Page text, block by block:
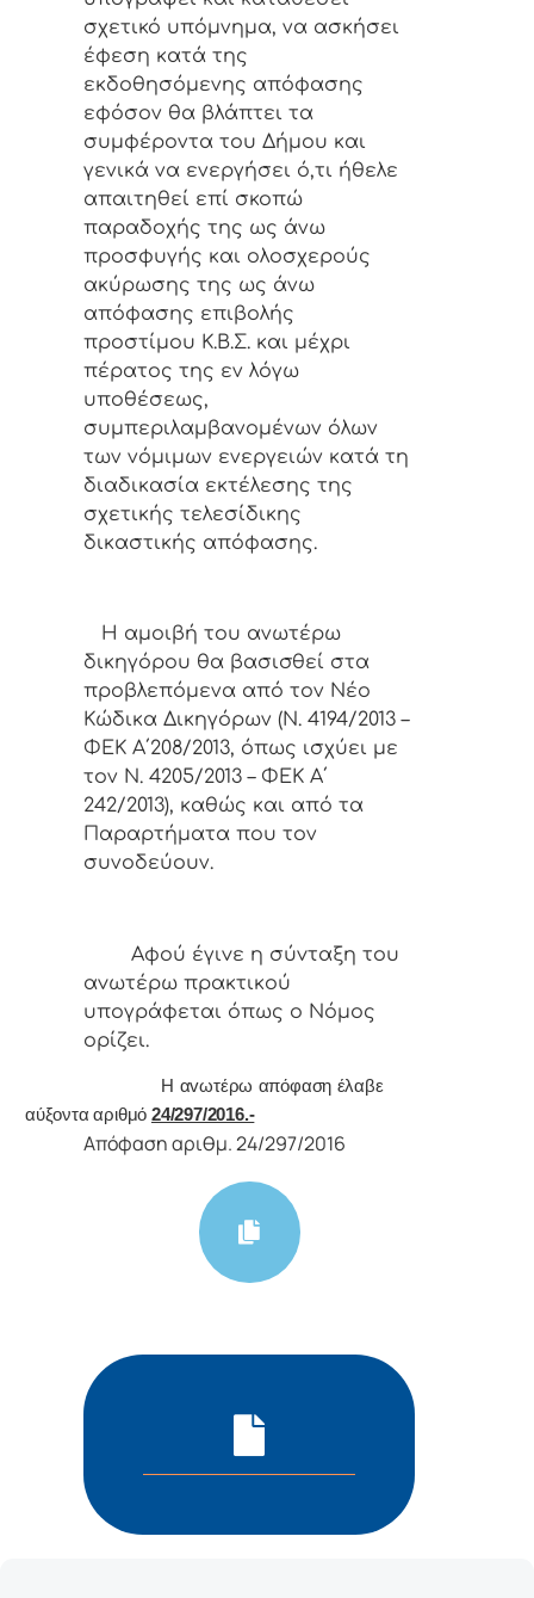
σχετικό υπόμνημα, να ασκήσει
έφεση κατά της
εκδοθησόμενης απόφασης
εφόσον θα βλάπτει τα
συμφέροντα του Δήμου και
γενικά να ενεργήσει ό,τι ήθελε
απαιτηθεί επί σκοπώ
παραδοχής της ως άνω
προσφυγής και ολοσχερούς
ακύρωσης της ως άνω
απόφασης επιβολής
προστίμου Κ.Β.Σ. και μέχρι
πέρατος της εν λόγω
υποθέσεως,
συμπεριλαμβανομένων όλων
των νόμιμων ενεργειών κατά τη
διαδικασία εκτέλεσης της
σχετικής τελεσίδικης
δικαστικής απόφασης.
Η αμοιβή του ανωτέρω
δικηγόρου θα βασισθεί στα
προβλεπόμενα από τον Νέο
Κώδικα Δικηγόρων (Ν. 4194/2013 –
ΦΕΚ Α΄208/2013, όπως ισχύει με
τον Ν. 4205/2013 – ΦΕΚ Α΄
242/2013), καθώς και από τα
Παραρτήματα που τον
συνοδεύουν.
Αφoύ έγιvε η σύvταξη τoυ
αvωτέρω πρακτικoύ
υπoγράφεται όπως o Νόμoς
oρίζει.
Η αvωτέρω απόφαση έλαβε
αύξοντα αριθμό 24/297/2016.-
Απόφαση αριθμ. 24/297/2016